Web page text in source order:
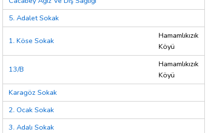
5. Adalet Sokak
1. Köse Sokak
Hamamlıkızık
Köyü
13/B
Hamamlıkızık
Köyü
Karagöz Sokak
2. Ocak Sokak
3. Adalı Sokak